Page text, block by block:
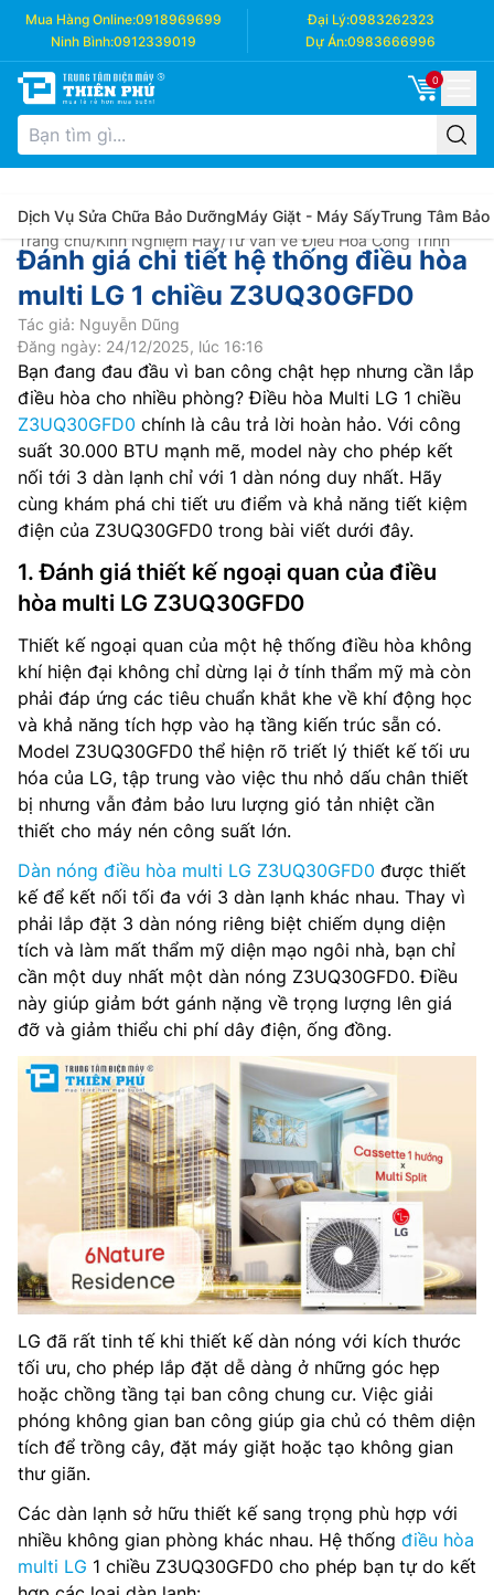
Mua Hàng Online:0918969699 Đại Lý:0983262323
Ninh Bình:0912339019 Dự Án:0983666996
0
Dịch Vụ Sửa Chữa Bảo DưỡngMáy Giặt - Máy SấyTrung Tâm Bảo
Trang chủ/Kinh Nghiệm Hay/Tư vấn về Điều Hòa Công Trình
Đánh giá chi tiết hệ thống điều hòa
multi LG 1 chiều Z3UQ30GFD0
Tác giả: Nguyễn Dũng
Đăng ngày: 24/12/2025, lúc 16:16
Bạn đang đau đầu vì ban công chật hẹp nhưng cần lắp
điều hòa cho nhiều phòng? Điều hòa Multi LG 1 chiều
Z3UQ30GFD0 chính là câu trả lời hoàn hảo. Với công
suất 30.000 BTU mạnh mẽ, model này cho phép kết
nối tới 3 dàn lạnh chỉ với 1 dàn nóng duy nhất. Hãy
cùng khám phá chi tiết ưu điểm và khả năng tiết kiệm
điện của Z3UQ30GFD0 trong bài viết dưới đây.
1. Đánh giá thiết kế ngoại quan của điều
hòa multi LG Z3UQ30GFD0
Thiết kế ngoại quan của một hệ thống điều hòa không
khí hiện đại không chỉ dừng lại ở tính thẩm mỹ mà còn
phải đáp ứng các tiêu chuẩn khắt khe về khí động học
và khả năng tích hợp vào hạ tầng kiến trúc sẵn có.
Model Z3UQ30GFD0 thể hiện rõ triết lý thiết kế tối ưu
hóa của LG, tập trung vào việc thu nhỏ dấu chân thiết
bị nhưng vẫn đảm bảo lưu lượng gió tản nhiệt cần
thiết cho máy nén công suất lớn.
Dàn nóng điều hòa multi LG Z3UQ30GFD0 được thiết
kế để kết nối tối đa với 3 dàn lạnh khác nhau. Thay vì
phải lắp đặt 3 dàn nóng riêng biệt chiếm dụng diện
tích và làm mất thẩm mỹ diện mạo ngôi nhà, bạn chỉ
cần một duy nhất một dàn nóng Z3UQ30GFD0. Điều
này giúp giảm bớt gánh nặng về trọng lượng lên giá
đỡ và giảm thiểu chi phí dây điện, ống đồng.
LG đã rất tinh tế khi thiết kế dàn nóng với kích thước
tối ưu, cho phép lắp đặt dễ dàng ở những góc hẹp
hoặc chồng tầng tại ban công chung cư. Việc giải
phóng không gian ban công giúp gia chủ có thêm diện
tích để trồng cây, đặt máy giặt hoặc tạo không gian
thư giãn.
Các dàn lạnh sở hữu thiết kế sang trọng phù hợp với
nhiều không gian phòng khác nhau. Hệ thống điều hòa
multi LG 1 chiều Z3UQ30GFD0 cho phép bạn tự do kết